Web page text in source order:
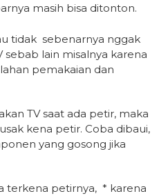
masih bisa ditonton.
tidak sebenarnya nggak
lain misalnya karena
pemakaian dan
TV saat ada petir, maka
kena petir. Coba dibaui,
yang gosong jika
terkena petirnya, * karena